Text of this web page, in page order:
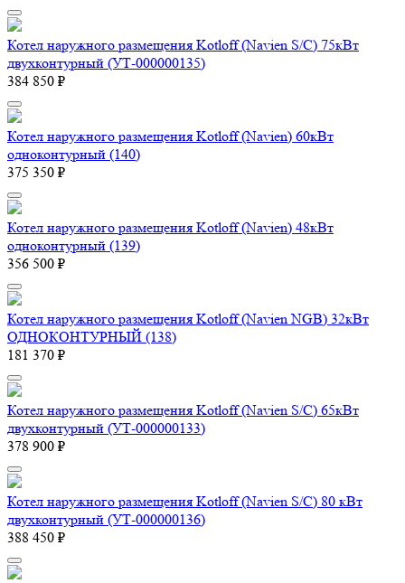
Котел наружного размещения Kotloff (Navien S/C) 75кВт
двухконтурный (УТ-000000135)
384 850 ₽
Котел наружного размещения Kotloff (Navien) 60кВт
одноконтурный (140)
375 350 ₽
Котел наружного размещения Kotloff (Navien) 48кВт
одноконтурный (139)
356 500 ₽
Котел наружного размещения Kotloff (Navien NGB) 32кВт
ОДНОКОНТУРНЫЙ (138)
181 370 ₽
Котел наружного размещения Kotloff (Navien S/C) 65кВт
двухконтурный (УТ-000000133)
378 900 ₽
Котел наружного размещения Kotloff (Navien S/C) 80 кВт
двухконтурный (УТ-000000136)
388 450 ₽